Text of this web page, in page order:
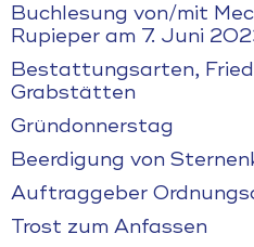
Buchlesung von/mit
Rupieper am 7. Juni
Bestattungsarten,
Grabstätten
Gründonnerstag
Beerdigung von
Auftraggeber
Trost zum Anfassen